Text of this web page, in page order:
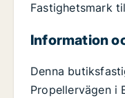
Fastighetsmark
Information
Denna
Propellervägen i